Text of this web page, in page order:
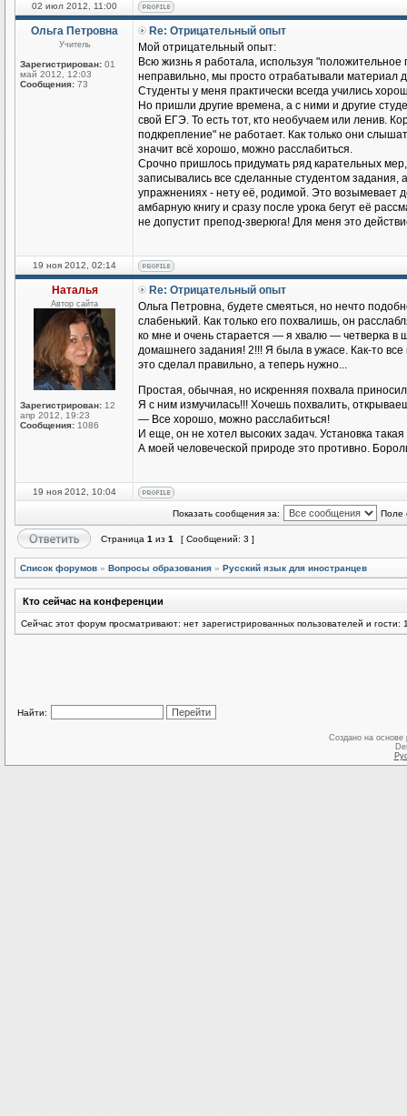
02 июл 2012, 11:00
Ольга Петровна
Учитель
Зарегистрирован: 01
май 2012, 12:03
Сообщения: 73
Re: Отрицательный опыт
Мой отрицательный опыт:
Всю жизнь я работала, используя "положительное
неправильно, мы просто отрабатывали материал
Студенты у меня практически всегда учились
Но пришли другие времена, а с ними и другие
свой ЕГЭ. То есть тот, кто необучаем или ленив.
подкрепление" не работает. Как только они
значит всё хорошо, можно расслабиться.
Срочно пришлось придумать ряд карательных
записывались все сделанные студентом задания,
упражнениях - нету её, родимой. Это возымевает
амбарную книгу и сразу после урока бегут её
не допустит препод-зверюга! Для меня это
19 ноя 2012, 02:14
Наталья
Автор сайта
Зарегистрирован: 12
апр 2012, 19:23
Сообщения: 1086
Re: Отрицательный опыт
Ольга Петровна, будете смеяться, но нечто
слабенький. Как только его похвалишь, он
ко мне и очень старается — я хвалю — четверка
домашнего задания! 2!!! Я была в ужасе. Как-то
это сделал правильно, а теперь нужно...
Простая, обычная, но искренняя похвала
Я с ним измучилась!!! Хочешь похвалить,
— Все хорошо, можно расслабиться!
И еще, он не хотел высоких задач. Установка
А моей человеческой природе это противно.
19 ноя 2012, 10:04
Показать сообщения за: Поле
Страница 1 из 1 [ Сообщений: 3 ]
Список форумов » Вопросы образования » Русский язык для иностранцев
Кто сейчас на конференции
Сейчас этот форум просматривают: нет зарегистрированных пользователей и гости:
Найти:
Создано на основе